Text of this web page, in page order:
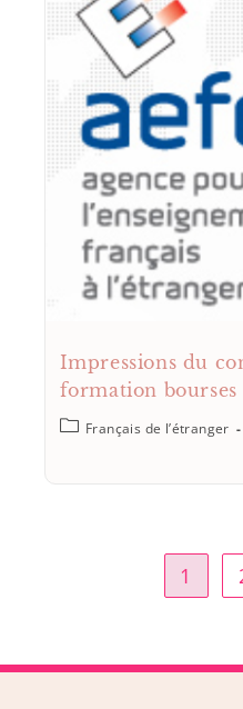
Impressions du
formation bourses
Français de l’étranger
1